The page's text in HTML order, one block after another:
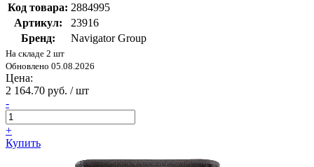
Код товара: 2884995
Артикул:
23916
Бренд:
Navigator Group
На складе 2 шт
Обновлено 05.08.2026
Цена:
2 164.70 руб. / шт
-
+
Купить